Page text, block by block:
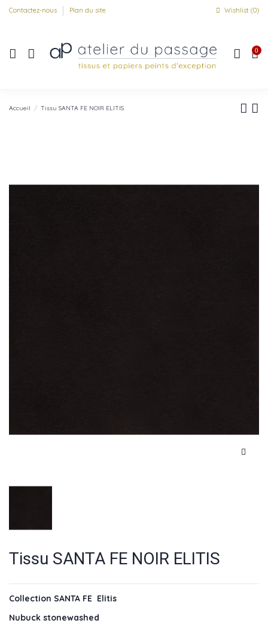
Contactez-nous Plan du site Wishlist (0)
0
Accueil Tissu SANTA FE NOIR ELITIS
Tissu SANTA FE NOIR ELITIS
Collection SANTA FE Elitis
Nubuck stonewashed